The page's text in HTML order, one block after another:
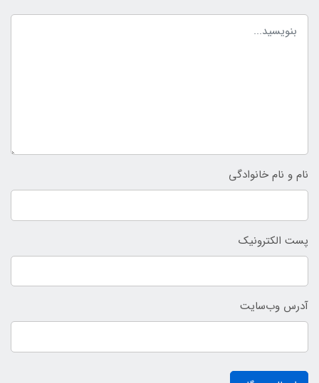
نام و نام خانوادگی
پست الکترونیک
آدرس وب‌سایت